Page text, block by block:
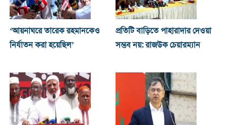
‘আয়নাঘরে তারেক রহমানকেও
নির্যাতন করা হয়েছিল’
প্রতিটি বাড়িতে পাহারাদার দেওয়া
সম্ভব নয়: রাজউক চেয়ারম্যান